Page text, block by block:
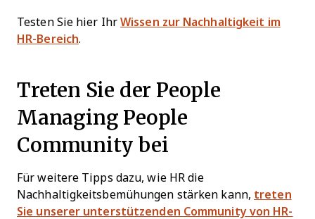
Testen Sie hier Ihr Wissen zur Nachhaltigkeit im
HR-Bereich.
Treten Sie der People
Managing People
Community bei
Für weitere Tipps dazu, wie HR die
Nachhaltigkeitsbemühungen stärken kann, treten
Sie unserer unterstützenden Community von HR-